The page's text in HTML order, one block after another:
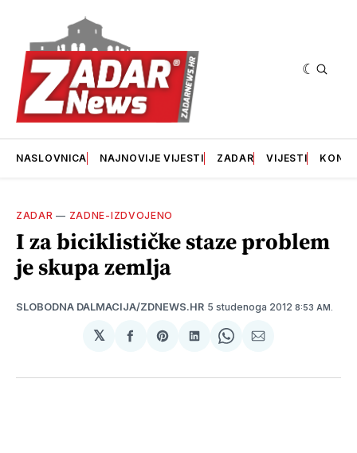
NASLOVNICA NAJNOVIJE VIJESTI ZADAR VIJESTI
ZADAR — ZADNE-IZDVOJENO
I za biciklističke staze problem
je skupa zemlja
SLOBODNA DALMACIJA/ZDNEWS.HR 5 studenoga 2012 8:53 AM.
𝕏
podijeliSharepodijeliSharepodijeli